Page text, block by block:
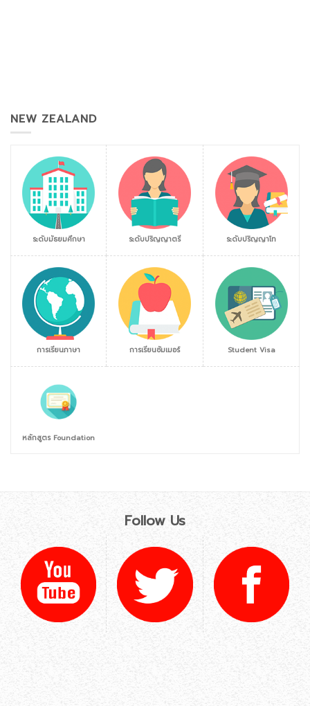
NEW ZEALAND
ระดับมัธยมศึกษา ระดับปริญญาตรี ระดับปริญญาโท
การเรียนภาษา การเรียนซัมเมอร์ Student Visa
หลักสูตร Foundation
Follow Us